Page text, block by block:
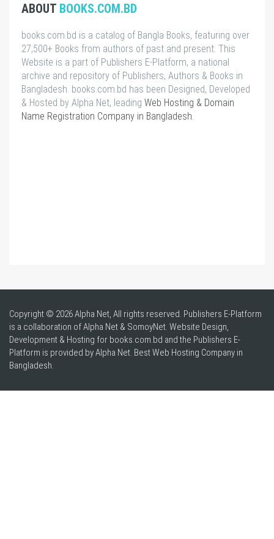
ABOUT BOOKS.COM.BD
books.com.bd is a catalog of Bangla Books, featuring over
27,500+ Books from authors of past and present. This
Website is a part of Publishers E-Platform, a national
archive and repository of Publishers, Authors & Books in
Bangladesh. books.com.bd has been Designed, Developed
& Hosted by Alpha Net, leading Web Hosting & Domain
Name Registration Company in Bangladesh
Copyright © 2026 Alpha Net, All rights reserved. Publishers E-Platform
is a collaboration of Alpha Net & SomoyNet. Website Design,
Development & Hosting for books.com.bd and the Publishers E-
Platform is provided by Alpha Net. BestWeb Hosting Company in
Bangladesh.